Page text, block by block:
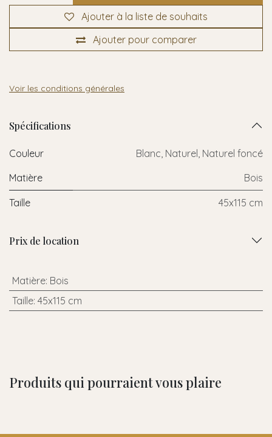
Ajouter pour comparer
Ajouter à la liste de souhaits
Voir les conditions générales
Spécifications
Couleur Blanc, Naturel, Naturel foncé
Matière
Bois
Taille 45x115 cm
Prix de location
Matière: Bois
Taille: 45x115 cm
Produits qui pourraient vous plaire